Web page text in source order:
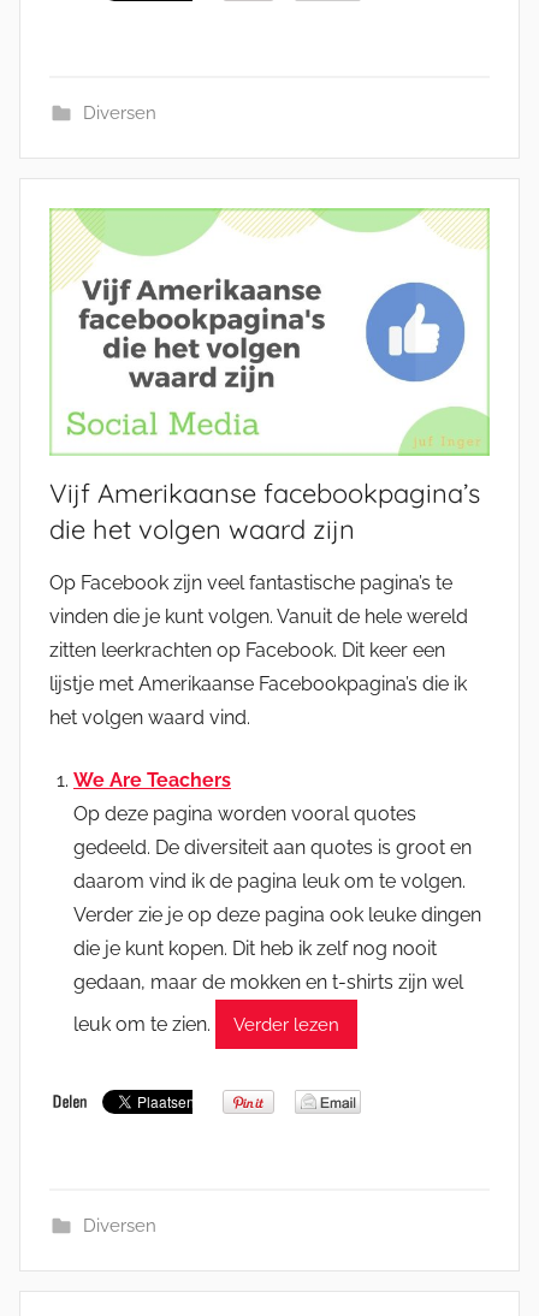
Diversen
Vijf Amerikaanse facebookpagina’s
die het volgen waard zijn
Op Facebook zijn veel fantastische pagina’s te
vinden die je kunt volgen. Vanuit de hele wereld
zitten leerkrachten op Facebook. Dit keer een
lijstje met Amerikaanse Facebookpagina’s die ik
het volgen waard vind.
We Are Teachers
Op deze pagina worden vooral quotes
gedeeld. De diversiteit aan quotes is groot en
daarom vind ik de pagina leuk om te volgen.
Verder zie je op deze pagina ook leuke dingen
die je kunt kopen. Dit heb ik zelf nog nooit
gedaan, maar de mokken en t-shirts zijn wel
leuk om te zien.
Verder lezen
Diversen